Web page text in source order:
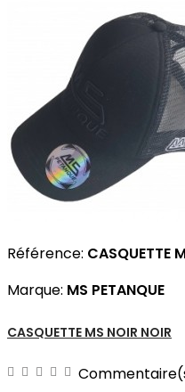
Référence: CASQUETTE
Marque: MS PETANQUE
CASQUETTE MS NOIR NOIR